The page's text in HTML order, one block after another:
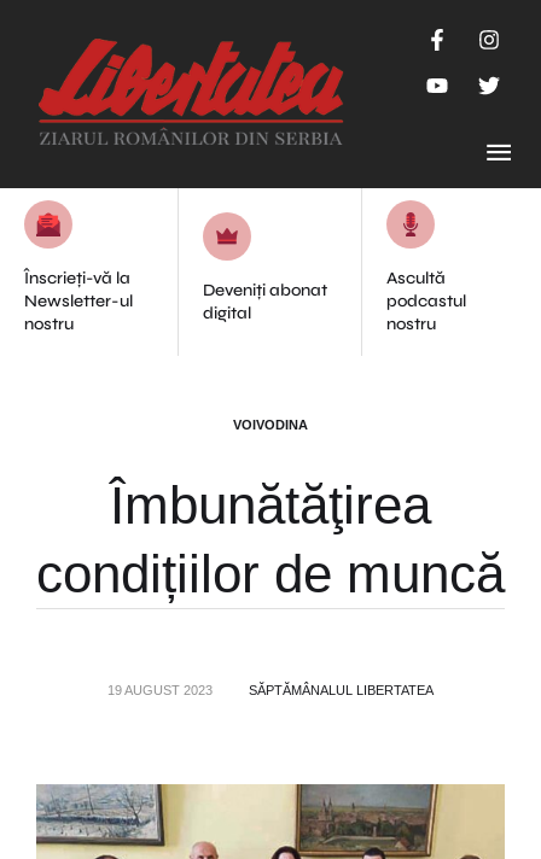
Înscrieți-vă la
Newsletter-ul
nostru
Deveniți abonat
digital
Ascultă
podcastul
nostru
VOIVODINA
Îmbunătăţirea
condițiilor de muncă
19 AUGUST 2023 SĂPTĂMÂNALUL LIBERTATEA